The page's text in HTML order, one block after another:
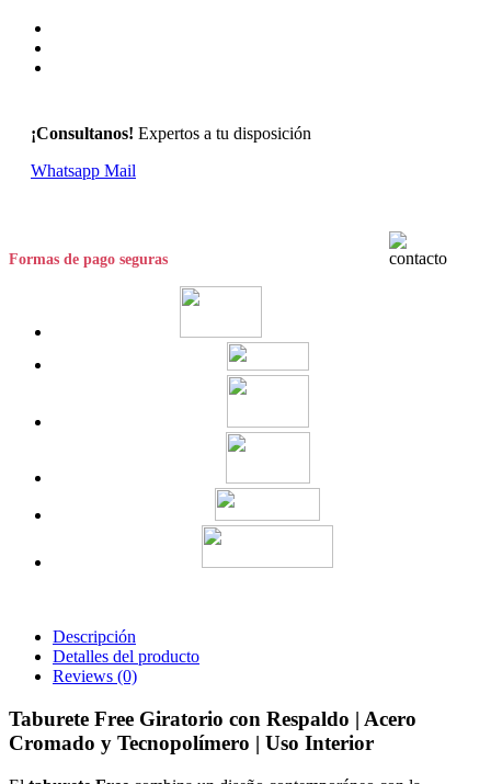
¡Consultanos! Expertos a tu disposición
Whatsapp Mail
Formas de pago seguras
Descripción
Detalles del producto
Reviews (0)
Taburete Free Giratorio con Respaldo | Acero
Cromado y Tecnopolímero | Uso Interior